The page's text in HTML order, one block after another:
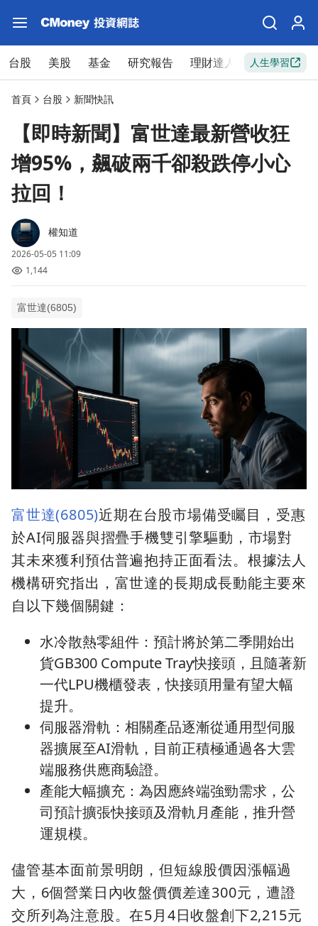
台股 美股 基金 研究報告 理財達人 新手入門
人生學習
首頁 台股 新聞快訊
【即時新聞】富世達最新營收狂
增95%，飆破兩千卻殺跌停小心
拉回！
權知道
2026-05-05 11:09
1,144
富世達(6805)
富世達(6805)近期在台股市場備受矚目，受惠
於AI伺服器與摺疊手機雙引擎驅動，市場對
其未來獲利預估普遍抱持正面看法。根據法人
機構研究指出，富世達的長期成長動能主要來
自以下幾個關鍵：
水冷散熱零組件：預計將於第二季開始出
貨GB300 Compute Tray快接頭，且隨著新
一代LPU機櫃發表，快接頭用量有望大幅
提升。
伺服器滑軌：相關產品逐漸從通用型伺服
器擴展至AI滑軌，目前正積極通過各大雲
端服務供應商驗證。
產能大幅擴充：為因應終端強勁需求，公
司預計擴張快接頭及滑軌月產能，推升營
運規模。
儘管基本面前景明朗，但短線股價因漲幅過
大，6個營業日內收盤價價差達300元，遭證
交所列為注意股。在5月4日收盤創下2,215元